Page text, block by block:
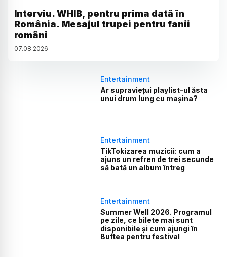
Interviu. WHIB, pentru prima dată în
România. Mesajul trupei pentru fanii
români
07.08.2026
Entertainment
Ar supraviețui playlist-ul ăsta
unui drum lung cu mașina?
Entertainment
TikTokizarea muzicii: cum a
ajuns un refren de trei secunde
să bată un album întreg
Entertainment
Summer Well 2026. Programul
pe zile, ce bilete mai sunt
disponibile și cum ajungi în
Buftea pentru festival